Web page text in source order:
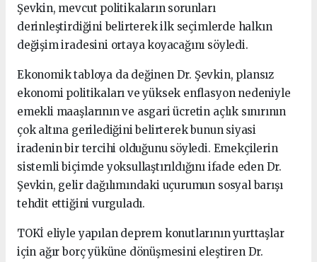
Şevkin, mevcut politikaların sorunları
derinleştirdiğini belirterek ilk seçimlerde halkın
değişim iradesini ortaya koyacağını söyledi.
Ekonomik tabloya da değinen Dr. Şevkin, plansız
ekonomi politikaları ve yüksek enflasyon nedeniyle
emekli maaşlarının ve asgari ücretin açlık sınırının
çok altına gerilediğini belirterek bunun siyasi
iradenin bir tercihi olduğunu söyledi. Emekçilerin
sistemli biçimde yoksullaştırıldığını ifade eden Dr.
Şevkin, gelir dağılımındaki uçurumun sosyal barışı
tehdit ettiğini vurguladı.
TOKİ eliyle yapılan deprem konutlarının yurttaşlar
için ağır borç yüküne dönüşmesini eleştiren Dr.